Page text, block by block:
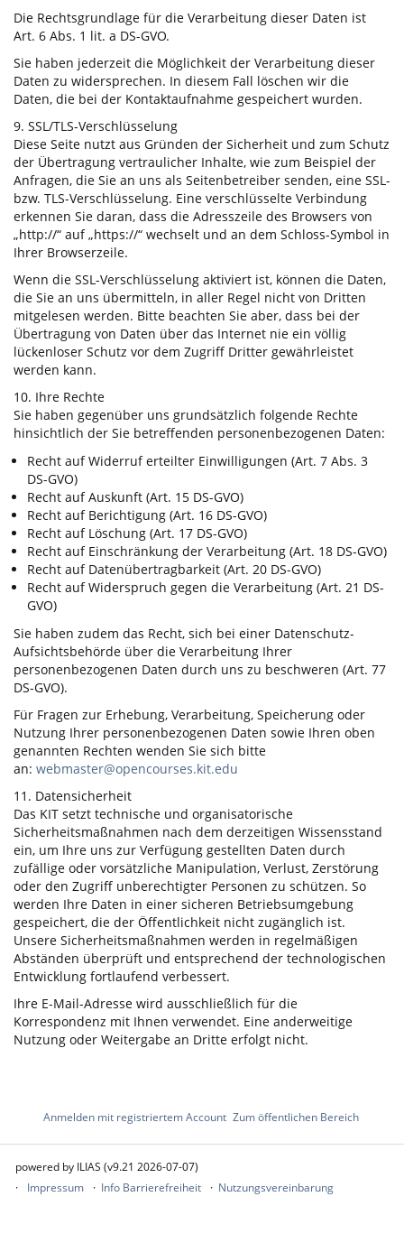
Die Rechtsgrundlage für die Verarbeitung dieser Daten ist
Art. 6 Abs. 1 lit. a DS-GVO.
Sie haben jederzeit die Möglichkeit der Verarbeitung dieser
Daten zu widersprechen. In diesem Fall löschen wir die
Daten, die bei der Kontaktaufnahme gespeichert wurden.
9. SSL/TLS-Verschlüsselung
Diese Seite nutzt aus Gründen der Sicherheit und zum Schutz
der Übertragung vertraulicher Inhalte, wie zum Beispiel der
Anfragen, die Sie an uns als Seitenbetreiber senden, eine SSL-
bzw. TLS-Verschlüsselung. Eine verschlüsselte Verbindung
erkennen Sie daran, dass die Adresszeile des Browsers von
„http://“ auf „https://“ wechselt und an dem Schloss-Symbol in
Ihrer Browserzeile.
Wenn die SSL-Verschlüsselung aktiviert ist, können die Daten,
die Sie an uns übermitteln, in aller Regel nicht von Dritten
mitgelesen werden. Bitte beachten Sie aber, dass bei der
Übertragung von Daten über das Internet nie ein völlig
lückenloser Schutz vor dem Zugriff Dritter gewährleistet
werden kann.
10. Ihre Rechte
Sie haben gegenüber uns grundsätzlich folgende Rechte
hinsichtlich der Sie betreffenden personenbezogenen Daten:
Recht auf Widerruf erteilter Einwilligungen (Art. 7 Abs. 3
DS-GVO)
Recht auf Auskunft (Art. 15 DS-GVO)
Recht auf Berichtigung (Art. 16 DS-GVO)
Recht auf Löschung (Art. 17 DS-GVO)
Recht auf Einschränkung der Verarbeitung (Art. 18 DS-GVO)
Recht auf Datenübertragbarkeit (Art. 20 DS-GVO)
Recht auf Widerspruch gegen die Verarbeitung (Art. 21 DS-
GVO)
Sie haben zudem das Recht, sich bei einer Datenschutz-
Aufsichtsbehörde über die Verarbeitung Ihrer
personenbezogenen Daten durch uns zu beschweren (Art. 77
DS-GVO).
Für Fragen zur Erhebung, Verarbeitung, Speicherung oder
Nutzung Ihrer personenbezogenen Daten sowie Ihren oben
genannten Rechten wenden Sie sich bitte
an: webmaster@opencourses.kit.edu
11. Datensicherheit
Das KIT setzt technische und organisatorische
Sicherheitsmaßnahmen nach dem derzeitigen Wissensstand
ein, um Ihre uns zur Verfügung gestellten Daten durch
zufällige oder vorsätzliche Manipulation, Verlust, Zerstörung
oder den Zugriff unberechtigter Personen zu schützen. So
werden Ihre Daten in einer sicheren Betriebsumgebung
gespeichert, die der Öffentlichkeit nicht zugänglich ist.
Unsere Sicherheitsmaßnahmen werden in regelmäßigen
Abständen überprüft und entsprechend der technologischen
Entwicklung fortlaufend verbessert.
Ihre E-Mail-Adresse wird ausschließlich für die
Korrespondenz mit Ihnen verwendet. Eine anderweitige
Nutzung oder Weitergabe an Dritte erfolgt nicht.
Anmelden mit registriertem Account Zum öffentlichen Bereich
powered by ILIAS (v9.21 2026-07-07)
Impressum
Info Barrierefreiheit Nutzungsvereinbarung